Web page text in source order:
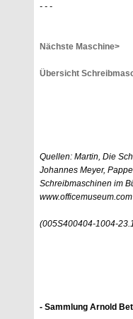
- - -
Nächste Maschine>
Übersicht
Quellen: Martin, Die
Johannes Meyer,
Schreibmaschinen im
(005S400404-1004-
- Sammlung Arnold